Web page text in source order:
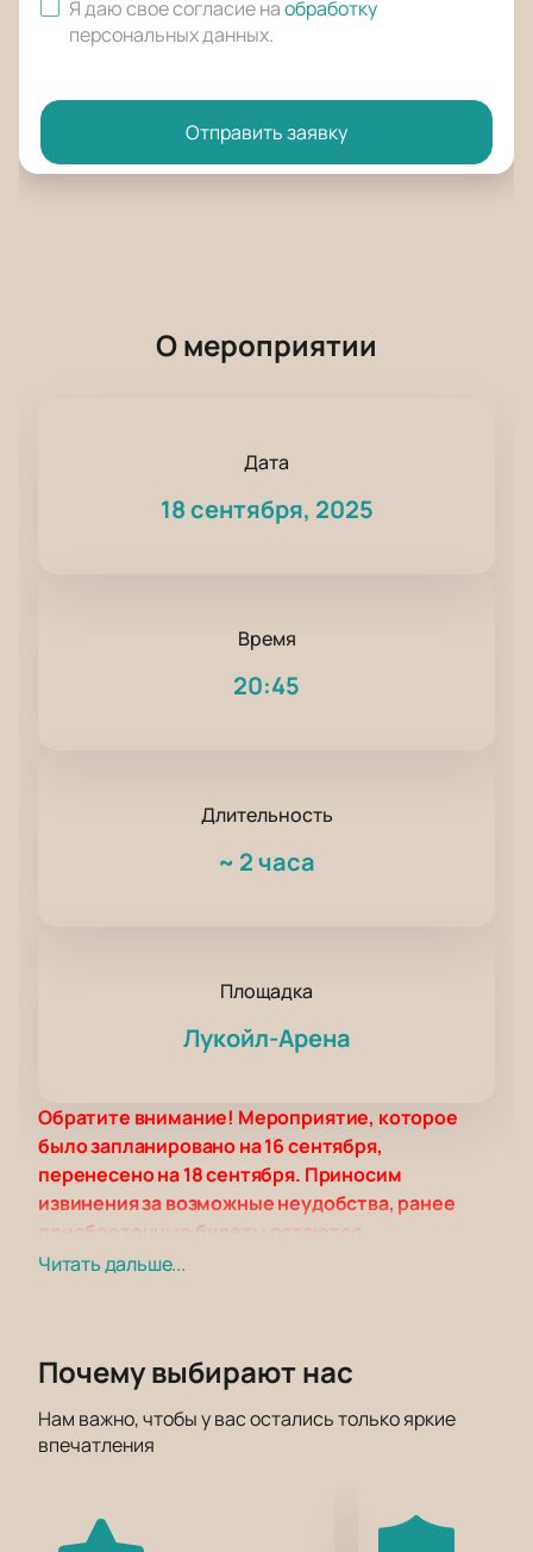
Я даю свое согласие наобработку
персональных данных.
Отправить заявку
О мероприятии
Дата
18 сентября, 2025
Время
20:45
Длительность
~ 2 часа
Площадка
Лукойл-Арена
Обратите внимание! Мероприятие, которое
было запланировано на 16 сентября,
перенесено на 18 сентября. Приносим
извинения за возможные неудобства, ранее
приобретенные билеты остаются
действительными.
встретится с «Ростовом» в рамках Кубка России.
сезона и пройдет на современной Лукойл-Арене,
которая славится своей атмосферой и комфортом
Лукойл-Арена — это не просто стадион, а
настоящий храм футбола. Современная
Читать дальше...
Почему выбирают нас
Нам важно, чтобы у вас остались только яркие
впечатления